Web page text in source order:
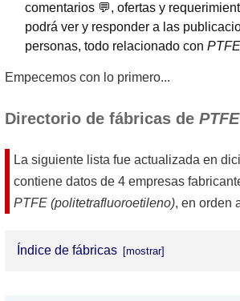
comentarios 💬, ofertas y
podrá ver y responder a las
personas, todo relacionado con PTFE
Empecemos con lo primero...
Directorio de fábricas de PTFE
La siguiente lista fue actualizada en
contiene datos de 4 empresas
PTFE (politetrafluoroetileno), en orden
Índice de fábricas